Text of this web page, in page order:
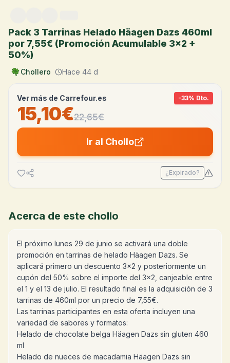
Pack 3 Tarrinas Helado Häagen Dazs 460ml
por 7,55€ (Promoción Acumulable 3x2 +
50%)
Chollero Hace 44 d
Ver más de Carrefour.es -33% Dto.
15,10€22,65€
Ir al Chollo
¿Expirado?
Acerca de este chollo
El próximo lunes 29 de junio se activará una doble
promoción en tarrinas de helado Häagen Dazs. Se
aplicará primero un descuento 3x2 y posteriormente un
cupón del 50% sobre el importe del 3x2, canjeable entre
el 1 y el 13 de julio. El resultado final es la adquisición de 3
tarrinas de 460ml por un precio de 7,55€.
Las tarrinas participantes en esta oferta incluyen una
variedad de sabores y formatos:
Helado de chocolate belga Häagen Dazs sin gluten 460
ml
Helado de nueces de macadamia Häagen Dazs sin